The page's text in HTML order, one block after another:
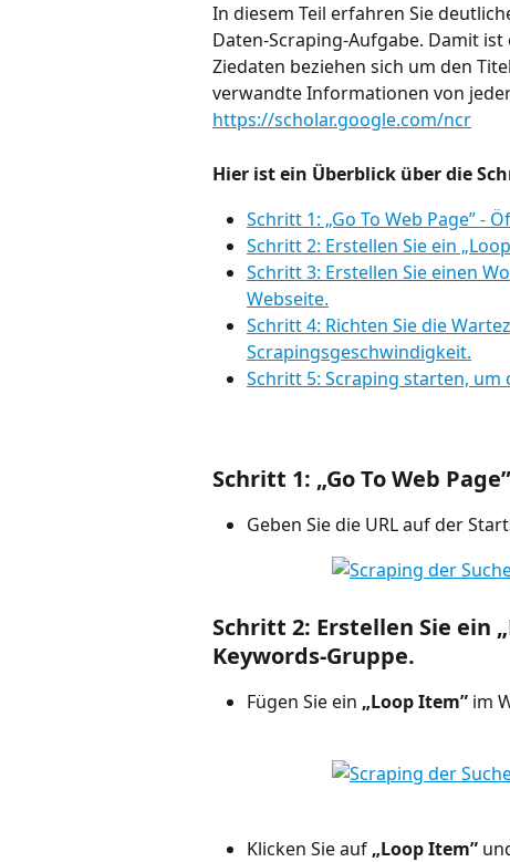
In diesem Teil erfahren Sie
Daten-Scraping-Aufgabe. Damit
Ziedaten beziehen sich um den
verwandte Informationen von
https://scholar.google.com/ncr
Hier ist ein Überblick über die
Schritt 1: „Go To Web Page” -
Schritt 2: Erstellen Sie ein
Schritt 3: Erstellen Sie einen
Webseite.
Schritt 4: Richten Sie die
Scrapingsgeschwindigkeit.
Schritt 5: Scraping starten,
Schritt 1: „Go To Web
Geben Sie die URL auf der
Schritt 2: Erstellen Sie ein
Keywords-Gruppe.
Fügen Sie ein „Loop Item” im
Klicken Sie auf „Loop Item”